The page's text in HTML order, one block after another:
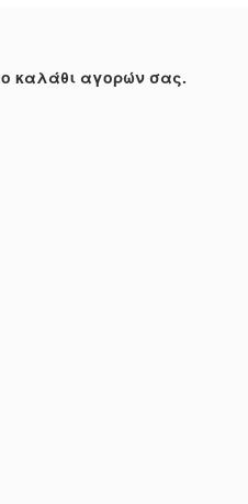
καλάθι αγορών σας.